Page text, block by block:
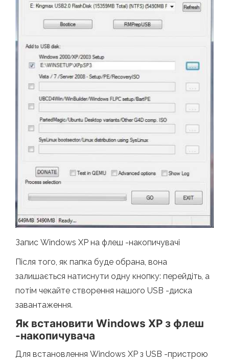
Запис Windows XP на флеш -накопичувачі
Після того, як папка буде обрана, вона
залишається натиснути одну кнопку: перейдіть, а
потім чекайте створення нашого USB -диска
завантаження.
Як встановити Windows XP з флеш
-накопичувача
Для встановлення Windows XP з USB -пристрою